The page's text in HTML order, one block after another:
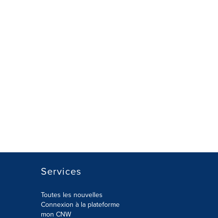
Services
Toutes les nouvelles
Connexion à la plateforme
mon CNW